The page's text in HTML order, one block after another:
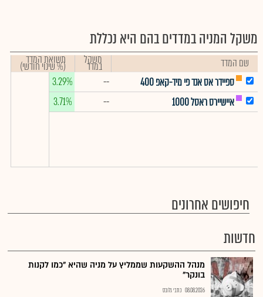
משקל המניה במדדים בהם היא נכללת
שם המדד משקל
במדד תשואת המדד
(% שינוי חודשי)
ספיידר אס אנד פי מיד-קאפ 400
--
3.29%
איישיירס ראסל 1000
--
3.71%
חיפושים אחרונים
חדשות
מנהל ההשקעות שממליץ על מניה שהיא "כמו לקנות
בונקר"
08.08.2026 כתבי גלובס